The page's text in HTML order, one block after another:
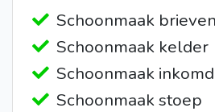
Schoonmaak
Schoonmaak kelder
Schoonmaak
Schoonmaak stoep